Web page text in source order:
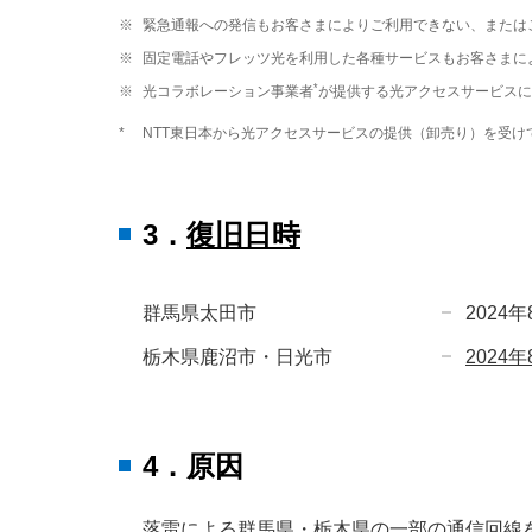
※
緊急通報への発信もお客さまによりご利用できない、また
※
固定電話やフレッツ光を利用した各種サービスもお客さま
※
光コラボレーション事業者*が提供する光アクセスサービス
* NTT東日本から光アクセスサービスの提供（卸売り）を受
3． 復旧日時
群馬県太田市 2024
栃木県鹿沼市・日光市 2024
4．原因